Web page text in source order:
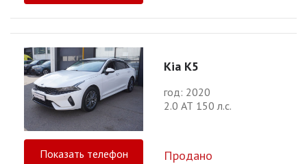
Kia K5
год: 2020
2.0 АТ 150 л.с.
Показать телефон Продано